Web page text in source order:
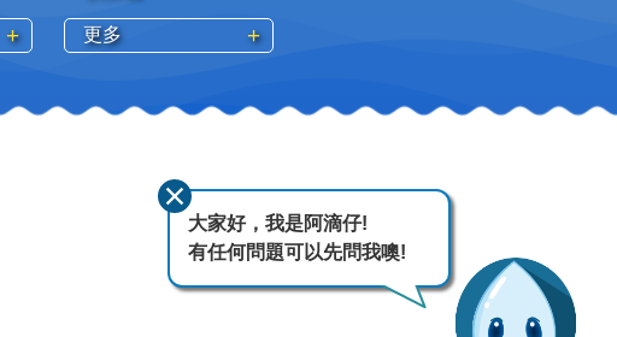
更多
大家好，我是阿滴仔!
有任何問題可以先問我噢!